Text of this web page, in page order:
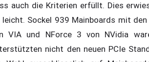
auch die Kriterien erfüllt. Dies
Sockel 939 Mainboards mit
VIA und NForce 3 von NVidia
nicht den neuen PCIe